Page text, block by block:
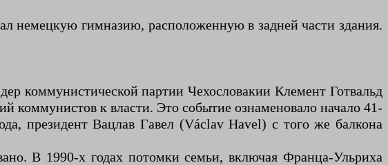
немецкую гимназию, расположенную в задней части здания.
коммунистической партии Чехословакии Клемент Готвальд
к власти. Это событие ознаменовало начало 41-
президент Вацлав Гавел (Václav Havel) с того же балкона
В 1990-х годах потомки семьи, включая Франца-Ульриха